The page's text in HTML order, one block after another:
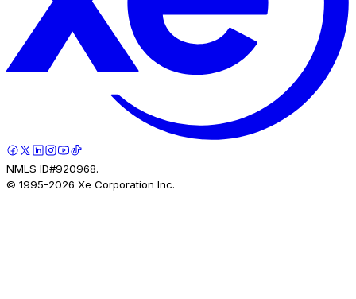
NMLS ID#920968.
© 1995-2026 Xe Corporation Inc.